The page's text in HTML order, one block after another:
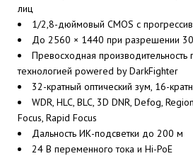
лиц
1/2,8-дюймовый CMOS с
До 2560 × 1440 при разрешении
Превосходная
технологией powered by DarkFighter
32-кратный оптический зум, 16-
WDR, HLC, BLC, 3D DNR, Defog,
Focus, Rapid Focus
Дальность ИК-подсветки до 200 м
24 В переменного тока и Hi-PoE